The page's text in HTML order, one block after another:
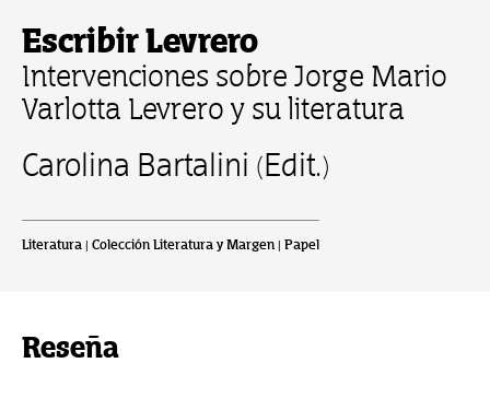
Escribir Levrero
Intervenciones sobre Jorge Mario
Varlotta Levrero y su literatura
Carolina Bartalini (Edit.)
Literatura | Colección Literatura y Margen | Papel
Reseña